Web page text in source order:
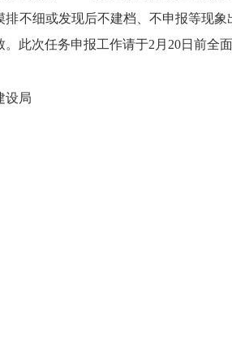
排不细或发现后不建档、不申报等现
此次任务申报工作请于2月20日前全
设局